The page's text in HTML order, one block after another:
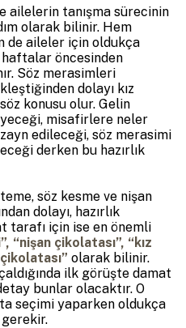
ailelerin tanışma sürecinin
olarak bilinir. Hem
de aileler için oldukça
öncesinden
Söz merasimleri
dolayı kız
konusu olur. Gelin
misafirlere neler
edileceği, söz merasimi
derken bu hazırlık
söz kesme ve nişan
dolayı, hazırlık
tarafı için ise en önemli
“nişan çikolatası”, “kız
olarak bilinir.
ilk görüşte damat
bunlar olacaktır. O
seçimi yaparken oldukça
gerekir.